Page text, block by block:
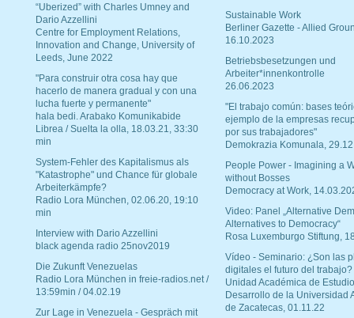
“Uberized” with Charles Umney and
Dario Azzellini
Centre for Employment Relations,
Innovation and Change, University of
Leeds, June 2022
"Para construir otra cosa hay que
hacerlo de manera gradual y con una
lucha fuerte y permanente"
hala bedi. Arabako Komunikabide
Librea / Suelta la olla, 18.03.21, 33:30
min
System-Fehler des Kapitalismus als
"Katastrophe" und Chance für globale
Arbeiterkämpfe?
Radio Lora München, 02.06.20, 19:10
min
Interview with Dario Azzellini
black agenda radio 25nov2019
Die Zukunft Venezuelas
Radio Lora München in freie-radios.net /
13:59min / 04.02.19
Zur Lage in Venezuela - Gespräch mit
Sustainable Work
Berliner Gazette - Allied
16.10.2023
Betriebsbesetzungen und
Arbeiter*innenkontrolle
26.06.2023
"El trabajo común: bases
ejemplo de la empresas
por sus trabajadores"
Demokrazia Komunala,
People Power - Imagining a
without Bosses
Democracy at Work,
Video: Panel „Alternative
Alternatives to Democracy“
Rosa Luxemburgo Stiftung,
Vídeo - Seminario: ¿Son las
digitales el futuro del trabajo?
Unidad Académica de
Desarrollo de la Universidad
de Zacatecas, 01.11.22